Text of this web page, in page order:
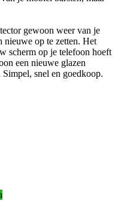
gewoon weer van je
nieuwe op te zetten. Het
scherm op je telefoon hoeft
een nieuwe glazen
snel en goedkoop.